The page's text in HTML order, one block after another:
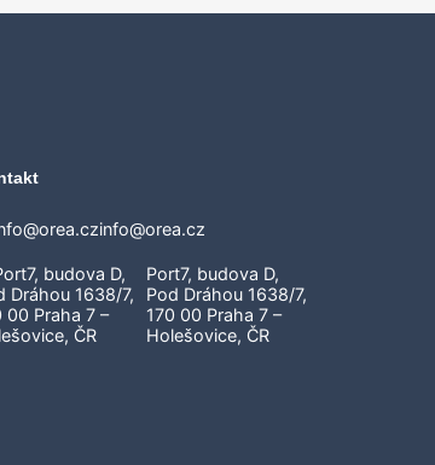
info@orea.cz
Port7, budova D,
Pod Dráhou 1638/7,
170 00 Praha 7 –
Holešovice, ČR